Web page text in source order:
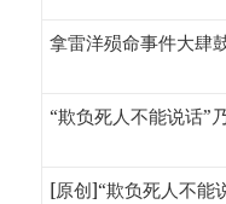
拿雷洋殒命事件大肆
“欺负死人不能说话”
[原创]“欺负死人不能